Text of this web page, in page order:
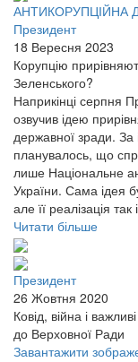
АНТИКОРУПЦІЙНА
Президент
18 Вересня 2023
Корупцію
Зеленського?
Наприкінці серпня
озвучив ідею
державної зради.
планувалось, що
лише Національне
України. Сама ідея
але її реалізація
Читати більше
Президент
26 Жовтня 2020
Ковід, війна і
до Верховної Ради
Завантажити